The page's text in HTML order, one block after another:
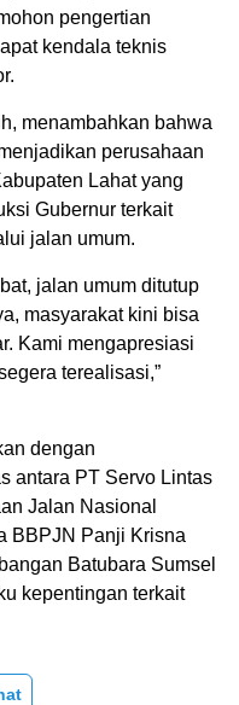
pengertian
kendala teknis
menambahkan bahwa
perusahaan
Lahat yang
Gubernur terkait
jalan umum.
jalan umum ditutup
masyarakat kini bisa
Kami mengapresiasi
terealisasi,”
dengan
antara PT Servo Lintas
Jalan Nasional
BBPJN Panji Krisna
Batubara Sumsel
kepentingan terkait